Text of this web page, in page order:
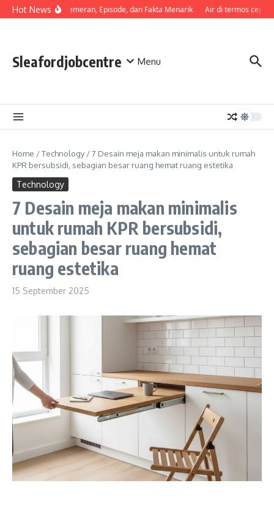
Skip to content
Hot News
Sinopsis, Pemeran, Episode, dan Fakta Menarik Air di termos cepat
Sleafordjobcentre Menu
Home /Technology/7 Desain meja makan minimalis untuk rumah
KPR bersubsidi, sebagian besar ruang hemat ruang estetika
Technology
7 Desain meja makan minimalis
untuk rumah KPR bersubsidi,
sebagian besar ruang hemat
ruang estetika
15 September 2025